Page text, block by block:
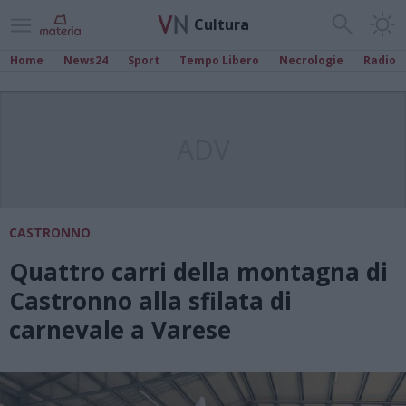
Cultura
Home News24 Sport Tempo Libero Necrologie Radio
CASTRONNO
Quattro carri della montagna di
Castronno alla sfilata di
carnevale a Varese